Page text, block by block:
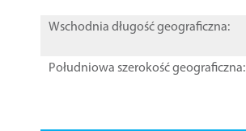
Wschodnia długość geograficzna:
Południowa szerokość geograficzna: